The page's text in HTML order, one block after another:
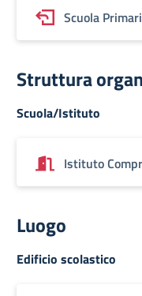
Scuola
Struttura
Scuola/Istituto
Istituto
Luogo
Edificio scolastico